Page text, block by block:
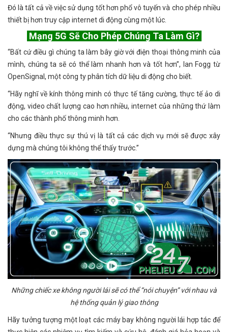
Đó là tất cả về việc sử dụng tốt hơn phổ vô tuyến và cho phép nhiều
thiết bị hơn truy cập internet di động cùng một lúc.
Mạng 5G Sẽ Cho Phép Chúng Ta Làm Gì?
“Bất cứ điều gì chúng ta làm bây giờ với điện thoại thông minh của
mình, chúng ta sẽ có thể làm nhanh hơn và tốt hơn”, Ian Fogg từ
OpenSignal, một công ty phân tích dữ liệu di động cho biết.
“Hãy nghĩ về kính thông minh có thực tế tăng cường, thực tế ảo di
động, video chất lượng cao hơn nhiều, internet của những thứ làm
cho các thành phố thông minh hơn.
“Nhưng điều thực sự thú vị là tất cả các dịch vụ mới sẽ được xây
dựng mà chúng tôi không thể thấy trước.”
Những chiếc xe không người lái sẽ có thể “nói chuyện” với nhau và
hệ thống quản lý giao thông
Hãy tưởng tượng một loạt các máy bay không người lái hợp tác để